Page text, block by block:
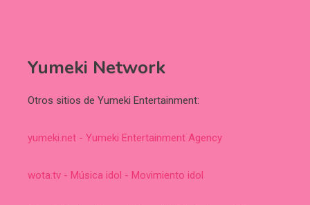
Yumeki Network
Otros sitios de Yumeki Entertainment:
yumeki.net - Yumeki Entertainment Agency
wota.tv - Música idol - Movimiento idol